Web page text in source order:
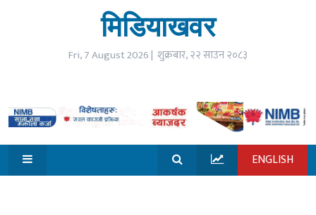
समाचार
विजनेश
मिडियाखवर
Fri, 7 August 2026 | शुक्रबार, २२ साउन २०८३
ENGLISH